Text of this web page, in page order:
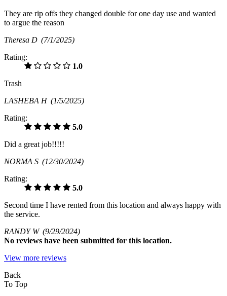
They are rip offs they changed double for one day use and wanted
to argue the reason
Theresa D (7/1/2025)
Rating:
1.0
Trash
LASHEBA H (1/5/2025)
Rating:
5.0
Did a great job!!!!!
NORMA S (12/30/2024)
Rating:
5.0
Second time I have rented from this location and always happy with
the service.
RANDY W (9/29/2024)
No reviews have been submitted for this location.
View more reviews
Back
To Top